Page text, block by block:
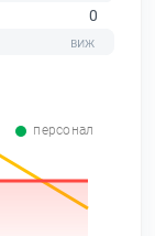
0
персонал